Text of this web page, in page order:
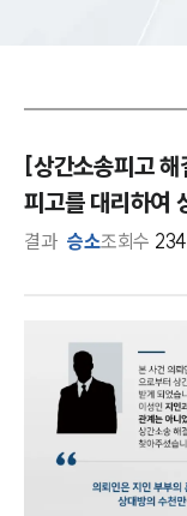
[상간소송피고
피고를 대리하여
결과 승소조회수 234